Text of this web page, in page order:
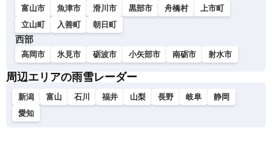
富山市 魚津市 滑川市 黒部市 舟橋村
上市町
立山町
入善町 朝日町
西部
高岡市 氷見市 砺波市 小矢部市 南砺市 射水市
周辺エリアの雨雪レーダー
新潟 富山 石川 福井 山梨 長野 岐阜
静岡
愛知